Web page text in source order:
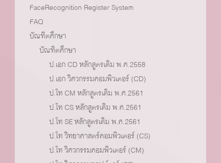
FaceRecognition Register System
FAQ
บัณฑิตศึกษา
บัณฑิตศึกษา
ป.เอก CD หลักสูตรเดิม พ.ศ.2558
ป.เอก วิศวกรรมคอมพิวเตอร์ (CD)
ป.โท CM หลักสูตรเดิม พ.ศ.2561
ป.โท CS หลักสูตรเดิม พ.ศ.2561
ป.โท SE หลักสูตรเดิม พ.ศ.2561
ป.โท วิทยาศาสตร์คอมพิวเตอร์ (CS)
ป.โท วิศวกรรมคอมพิวเตอร์ (CM)